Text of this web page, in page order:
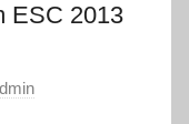
ESC 2013